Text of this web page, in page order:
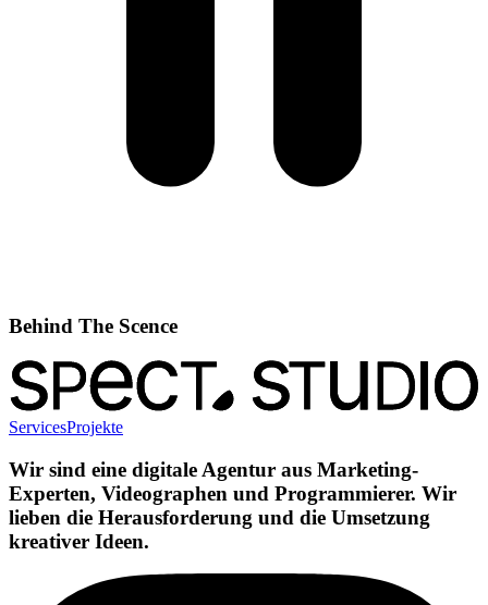
Behind The Scence
ServicesProjekte
Wir sind eine digitale Agentur aus Marketing-
Experten, Videographen und Programmierer. Wir
lieben die Herausforderung und die Umsetzung
kreativer Ideen.